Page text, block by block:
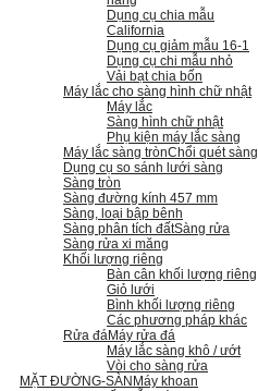
Dụng cụ chia mẫu
California
Dụng cụ giảm mẫu 16-1
Dụng cụ chi mẫu nhỏ
Vải bạt chia bốn
Máy lắc cho sàng hình chữ nhật
Máy lắc
Sàng hình chữ nhật
Phụ kiện máy lắc sàng
Máy lắc sàng trònChổi quét sàng
Dụng cụ so sánh lưới sàng
Sàng tròn
Sàng đường kính 457 mm
Sàng, loại bập bênh
Sàng phân tích đấtSàng rửa
Sàng rửa xi măng
Khối lượng riêng
Bàn cân khối lượng riêng
Giỏ lưới
Bình khối lượng riêng
Các phương pháp khác
Rửa đáMáy rửa đá
Máy lắc sàng khô / ướt
Vòi cho sàng rửa
MẶT ĐƯỜNG-SÀN Máy khoan